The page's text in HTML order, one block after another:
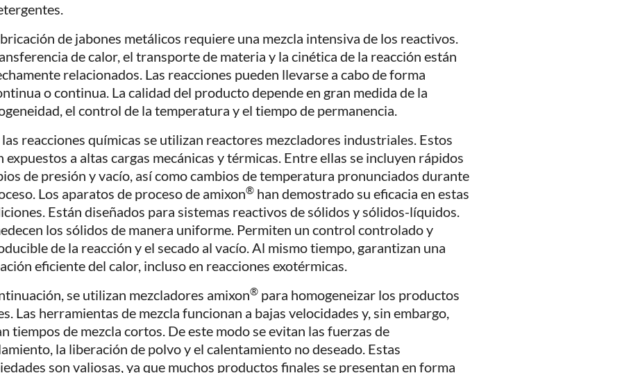
de jabones metálicos requiere una mezcla intensiva de los reactivos.
de calor, el transporte de materia y la cinética de la reacción están
relacionados. Las reacciones pueden llevarse a cabo de forma
o continua. La calidad del producto depende en gran medida de la
el control de la temperatura y el tiempo de permanencia.
las reacciones químicas se utilizan reactores mezcladores industriales. Estos
expuestos a altas cargas mecánicas y térmicas. Entre ellas se incluyen rápidos
de presión y vacío, así como cambios de temperatura pronunciados durante
Los aparatos de proceso de amixon® han demostrado su eficacia en estas
Están diseñados para sistemas reactivos de sólidos y sólidos-líquidos.
los sólidos de manera uniforme. Permiten un control controlado y
de la reacción y el secado al vacío. Al mismo tiempo, garantizan una
eficiente del calor, incluso en reacciones exotérmicas.
se utilizan mezcladores amixon® para homogeneizar los productos
Las herramientas de mezcla funcionan a bajas velocidades y, sin embargo,
tiempos de mezcla cortos. De este modo se evitan las fuerzas de
la liberación de polvo y el calentamiento no deseado. Estas
son valiosas, ya que muchos productos finales se presentan en forma